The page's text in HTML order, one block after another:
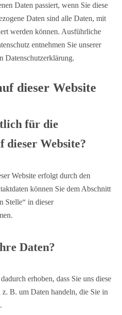
Daten passiert, wenn Sie diese
Daten sind alle Daten, mit
werden können. Ausführliche
entnehmen Sie unserer
Datenschutzerklärung.
dieser Website
für die
dieser Website?
Website erfolgt durch den
können Sie dem Abschnitt
Stelle“ in dieser
Daten?
erhoben, dass Sie uns diese
B. um Daten handeln, die Sie in